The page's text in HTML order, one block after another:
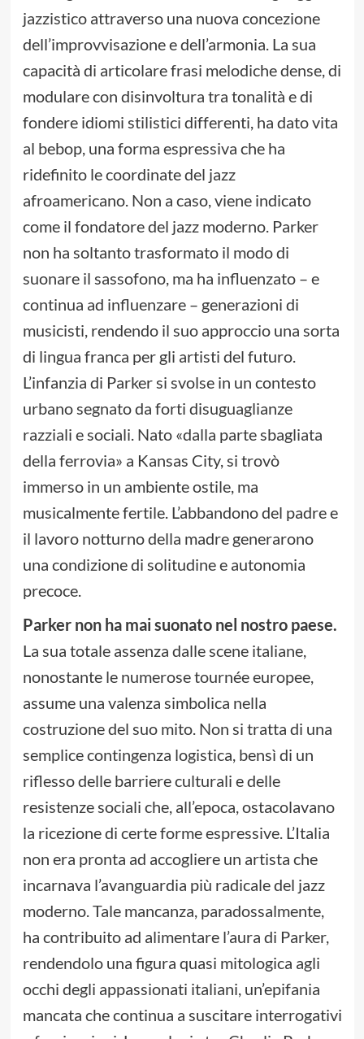
jazzistico attraverso una nuova concezione
dell’improvvisazione e dell’armonia. La sua
capacità di articolare frasi melodiche dense, di
modulare con disinvoltura tra tonalità e di
fondere idiomi stilistici differenti, ha dato vita
al bebop, una forma espressiva che ha
ridefinito le coordinate del jazz
afroamericano. Non a caso, viene indicato
come il fondatore del jazz moderno. Parker
non ha soltanto trasformato il modo di
suonare il sassofono, ma ha influenzato – e
continua ad influenzare – generazioni di
musicisti, rendendo il suo approccio una sorta
di lingua franca per gli artisti del futuro.
L’infanzia di Parker si svolse in un contesto
urbano segnato da forti disuguaglianze
razziali e sociali. Nato «dalla parte sbagliata
della ferrovia» a Kansas City, si trovò
immerso in un ambiente ostile, ma
musicalmente fertile. L’abbandono del padre e
il lavoro notturno della madre generarono
una condizione di solitudine e autonomia
precoce.
Parker non ha mai suonato nel nostro paese.
La sua totale assenza dalle scene italiane,
nonostante le numerose tournée europee,
assume una valenza simbolica nella
costruzione del suo mito. Non si tratta di una
semplice contingenza logistica, bensì di un
riflesso delle barriere culturali e delle
resistenze sociali che, all’epoca, ostacolavano
la ricezione di certe forme espressive. L’Italia
non era pronta ad accogliere un artista che
incarnava l’avanguardia più radicale del jazz
moderno. Tale mancanza, paradossalmente,
ha contribuito ad alimentare l’aura di Parker,
rendendolo una figura quasi mitologica agli
occhi degli appassionati italiani, un’epifania
mancata che continua a suscitare interrogativi